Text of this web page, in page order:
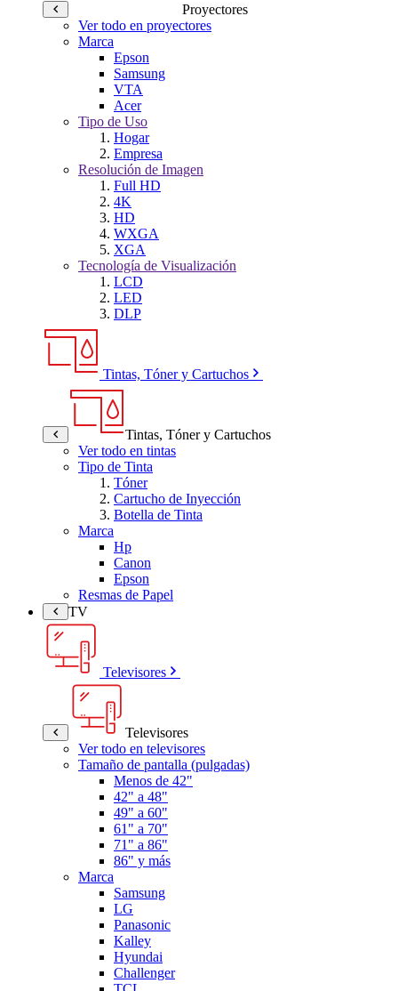
Proyectores
Ver todo en proyectores
Marca
Epson
Samsung
VTA
Acer
Tipo de Uso
Hogar
Empresa
Resolución de Imagen
Full HD
4K
HD
WXGA
XGA
Tecnología de Visualización
LCD
LED
DLP
Tintas, Tóner y Cartuchos
Tintas, Tóner y Cartuchos
Ver todo en tintas
Tipo de Tinta
Tóner
Cartucho de Inyección
Botella de Tinta
Marca
Hp
Canon
Epson
Resmas de Papel
TV
Televisores
Televisores
Ver todo en televisores
Tamaño de pantalla (pulgadas)
Menos de 42"
42" a 48"
49" a 60"
61" a 70"
71" a 86"
86" y más
Marca
Samsung
LG
Panasonic
Kalley
Hyundai
Challenger